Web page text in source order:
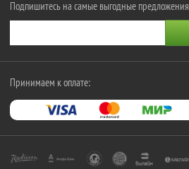
Подпишитесь на самые выгодные предложения
Принимаем к оплате: